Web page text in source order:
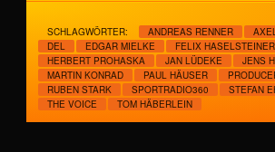
SCHLAGWÖRTER: ANDREAS RENNER
DEL
EDGAR MIELKE FELIX HASELSTEINER
HERBERT PROHASKA
JAN LÜDEKE JENS
MARTIN KONRAD
PAUL HÄUSER
RUBEN STARK
SPORTRADIO360 STEFAN
THE VOICE
TOM HÄBERLEIN